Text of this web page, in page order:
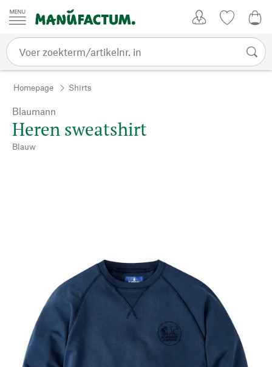
Passer au contenu
Homepage Shirts
Blaumann
Heren sweatshirt
Blauw